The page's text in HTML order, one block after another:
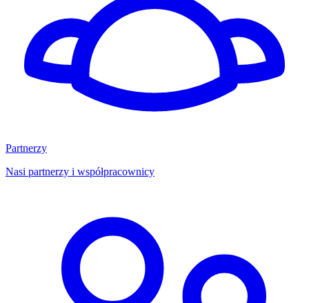
Partnerzy
Nasi partnerzy i współpracownicy